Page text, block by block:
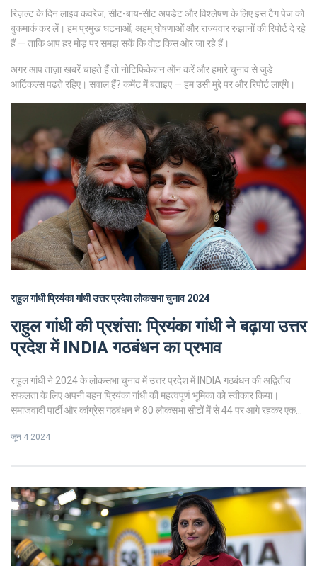
रिज़ल्ट के दिन लाइव कवरेज, सीट-बाय-सीट अपडेट और विश्लेषण के लिए इस टैग पेज को
बुकमार्क कर लें। हम प्रमुख घटनाओं, अहम् घोषणाओं और राज्यवार रुझानों की रिपोर्ट दे रहे
हैं — ताकि आप हर मोड़ पर समझ सकें कि वोट किस ओर जा रहे हैं।
अगर आप ताज़ा खबरें चाहते हैं तो नोटिफिकेशन ऑन करें और हमारे चुनाव से जुड़े
आर्टिकल्स पढ़ते रहिए। सवाल हैं? कमेंट में बताइए — हम उसी मुद्दे पर और रिपोर्ट लाएंगे।
राहुल गांधीप्रियंका गांधीउत्तर प्रदेशलोकसभा चुनाव 2024
राहुल गांधी की प्रशंसा: प्रियंका गांधी ने बढ़ाया उत्तर
प्रदेश में INDIA गठबंधन का प्रभाव
राहुल गांधी ने 2024 के लोकसभा चुनाव में उत्तर प्रदेश में INDIA गठबंधन की अद्वितीय
सफलता के लिए अपनी बहन प्रियंका गांधी की महत्वपूर्ण भूमिका को स्वीकार किया।
समाजवादी पार्टी और कांग्रेस गठबंधन ने 80 लोकसभा सीटों में से 44 पर आगे रहकर एक
जिससे वह पूरे राज्य में महत्वपूर्ण क्षेत्रों में व्यापक अभियान चला सकीं।
जून 4 2024